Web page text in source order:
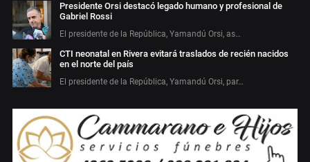
Presidente Orsi destacó legado humano y profesional de
Gabriel Rossi
El presidente de la República, Yamandú Orsi, as…
CTI neonatal en Rivera evitará traslados de recién nacidos
en el norte del país
El presidente de la República, Yamandú Orsi, par…